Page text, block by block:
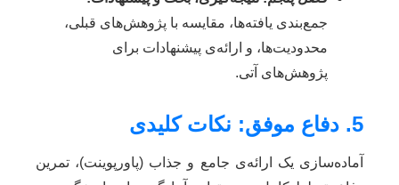
جمع‌بندی یافته‌ها، مقایسه با پژوهش‌های قبلی،
محدودیت‌ها، و ارائه‌ی پیشنهادات برای
پژوهش‌های آتی.
5. دفاع موفق: نکات کلیدی
آماده‌سازی یک ارائه‌ی جامع و جذاب (پاورپوینت)، تمرین